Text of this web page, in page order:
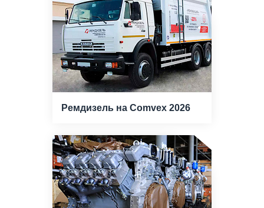
Ремдизель на Comvex 2026